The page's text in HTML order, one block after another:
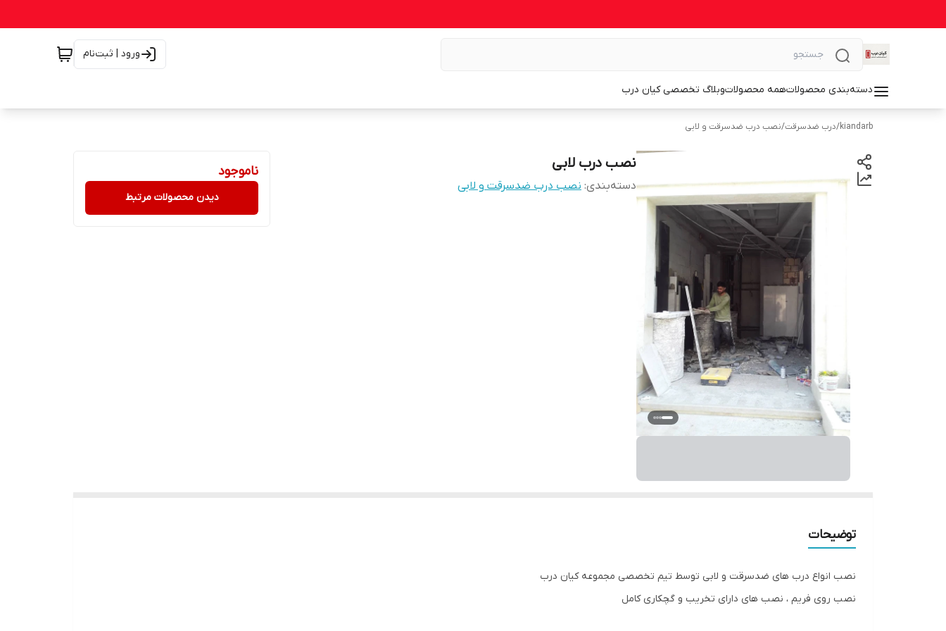
ورود | ثبت‌نام
دسته‌بندی محصولاتهمه محصولاتوبلاگ تخصصی کیان درب
kiandarb
/درب ضدسرقت/نصب درب ضدسرقت و لابی
نصب درب لابی
دسته‌بندی: نصب درب ضدسرقت و لابی
ناموجود
دیدن محصولات مرتبط
توضیحات
نصب انواع درب های ضدسرقت و لابی توسط تیم تخصصی مجموعه کیان درب
نصب روی فریم ، نصب های دارای تخریب و گچکاری کامل